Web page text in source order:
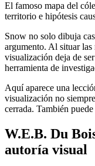
El famoso mapa del
territorio e hipótesis
Snow no solo dibuja
argumento. Al situar las
visualización deja de
herramienta de
Aquí aparece una
visualización no
cerrada. También
W.E.B. Du
autoría visual